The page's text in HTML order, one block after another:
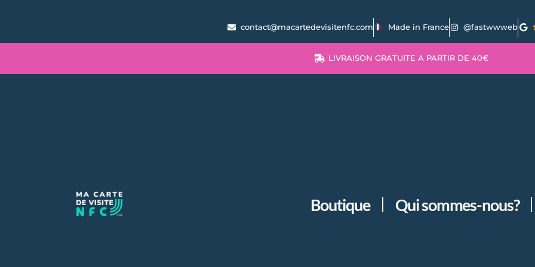
contact@macartedevisitenfc.com Made in France @fastwwweb
LIVRAISON GRATUITE A PARTIR DE 40€
Boutique Qui sommes-nous?